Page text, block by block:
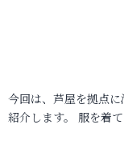
今回は、芦屋を拠点
紹介します。 服を着